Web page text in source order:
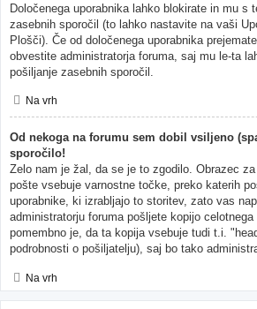
Določenega uporabnika lahko blokirate in mu s
zasebnih sporočil (to lahko nastavite na vaši
Plošči). Če od določenega uporabnika
obvestite administratorja foruma, saj mu le-ta
pošiljanje zasebnih sporočil.
Na vrh
Od nekoga na forumu sem dobil vsiljeno
sporočilo!
Zelo nam je žal, da se je to zgodilo. Obrazec
pošte vsebuje varnostne točke, preko katerih
uporabnike, ki izrabljajo to storitev, zato vas
administratorju foruma pošljete kopijo
pomembno je, da ta kopija vsebuje tudi t.i.
podrobnosti o pošiljatelju), saj bo tako
Na vrh